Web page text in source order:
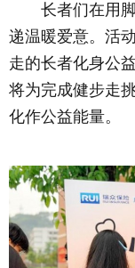
长者们在用
递温暖爱意。活
走的长者化身公
将为完成健步走
化作公益能量。